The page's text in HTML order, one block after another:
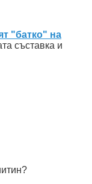
"батко" на
съставка и